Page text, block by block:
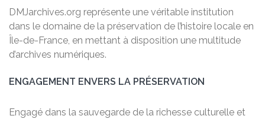
DMJarchives.org représente une véritable institution
dans le domaine de la préservation de l’histoire locale en
Île-de-France, en mettant à disposition une multitude
d’archives numériques.
ENGAGEMENT ENVERS LA PRÉSERVATION
Engagé dans la sauvegarde de la richesse culturelle et